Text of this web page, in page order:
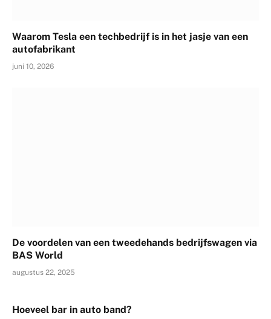
Waarom Tesla een techbedrijf is in het jasje van een
autofabrikant
juni 10, 2026
De voordelen van een tweedehands bedrijfswagen via
BAS World
augustus 22, 2025
Hoeveel bar in auto band?